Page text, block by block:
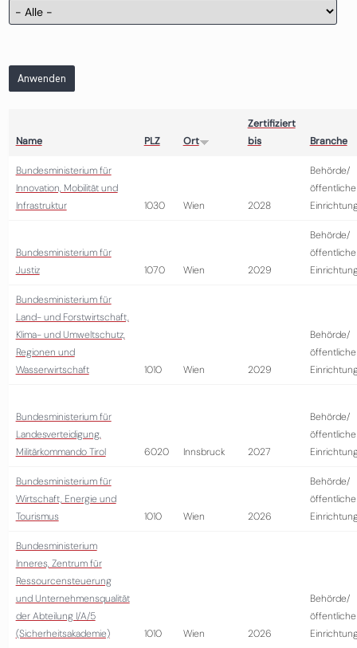
Anwenden
Name PLZ Ort
Zertifiziert
bis
Branche
Bundesministerium für
Innovation, Mobilität und
Infrastruktur
1030 Wien 2028
Behörde/
öffentliche
Bundesministerium für
Justiz
1070 Wien 2029
Behörde/
öffentliche
Bundesministerium für
Land- und Forstwirtschaft,
Klima- und Umweltschutz,
Regionen und
Wasserwirtschaft
1010 Wien 2029
Behörde/
öffentliche
Bundesministerium für
Landesverteidigung,
Militärkommando Tirol
6020 Innsbruck 2027
Behörde/
öffentliche
Bundesministerium für
Wirtschaft, Energie und
Tourismus
1010 Wien 2026
Behörde/
öffentliche
Bundesministerium
Inneres, Zentrum für
Ressourcensteuerung
und Unternehmensqualität
der Abteilung I/A/5
(Sicherheitsakademie)
1010 Wien 2026
Behörde/
öffentliche